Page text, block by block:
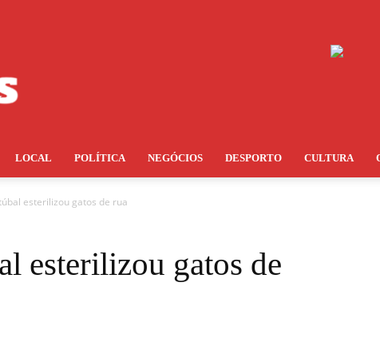
LOCAL POLÍTICA NEGÓCIOS DESPORTO CULTURA
esterilizou gatos de rua
esterilizou gatos de